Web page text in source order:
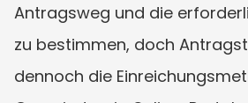
Antragsweg und die
zu bestimmen, doch
dennoch die